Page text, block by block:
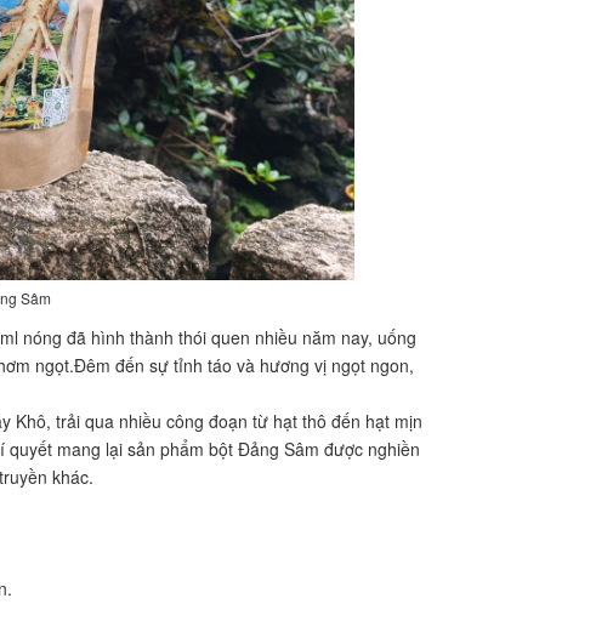
Sâm
nóng đã hình thành thói quen nhiều năm nay, uống
ngọt.Đêm đến sự tỉnh táo và hương vị ngọt ngon,
Khô, trải qua nhiều công đoạn từ hạt thô đến hạt mịn
mang lại sản phẩm bột Đảng Sâm được nghiền
khác.